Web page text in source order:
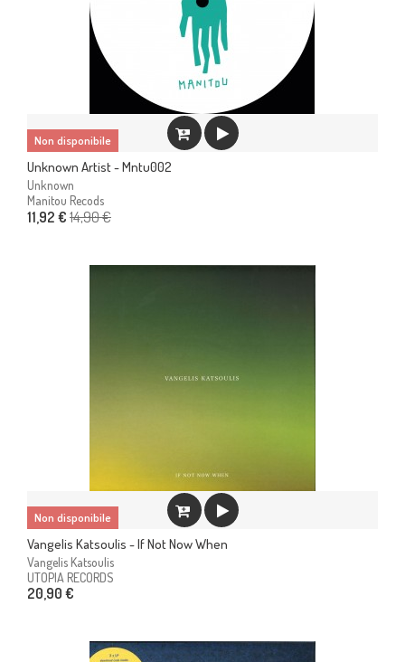
Non disponibile
Unknown Artist - Mntu002
Unknown
Manitou Recods
11,92 € 14,90 €
Non disponibile
Vangelis Katsoulis - If Not Now When
Vangelis Katsoulis
UTOPIA RECORDS
20,90 €